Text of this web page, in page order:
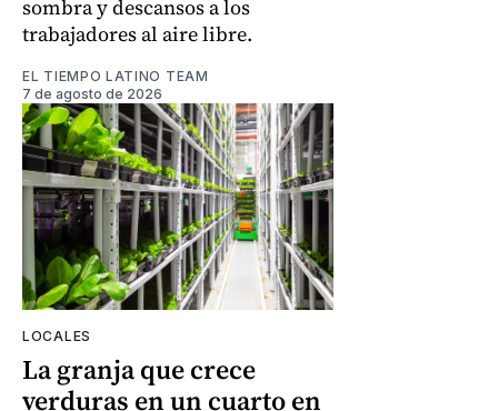
sombra y descansos a los
trabajadores al aire libre.
EL TIEMPO LATINO TEAM
7 de agosto de 2026
LOCALES
La granja que crece
verduras en un cuarto en